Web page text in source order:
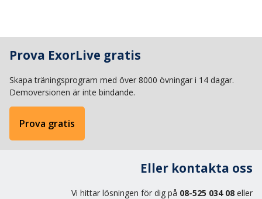
Stående bakåtlutad en armlängd bakom
upphängningspunkt med händer i Powergrips.
Powergrips i höjd med bröstkorgen. Håll armar ut
till sidan och armbågar böjda i 90 grader med
händerna mot taket. 1. Lyft rak kropp fram genom
att rotera utåt i axeln 2. Kom tillbaka till
startposition rotera inåt i axeln.
Prova ExorLive gratis
Skapa träningsprogram med över 8000 övningar i 14 dagar.
Demoversionen är inte bindande.
Prova gratis
Eller kontakta oss
Vi hittar lösningen för dig på 08-525 034 08 eller